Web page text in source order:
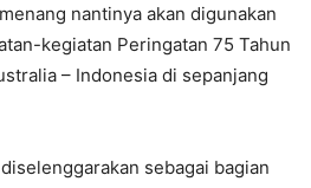
nantinya akan digunakan
kegiatan Peringatan 75 Tahun
– Indonesia di sepanjang
sebagai bagian